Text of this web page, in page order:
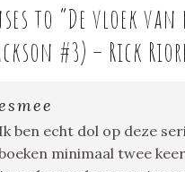
to “De vloek
#3) – Rick
Ik ben echt dol op deze
minimaal twee